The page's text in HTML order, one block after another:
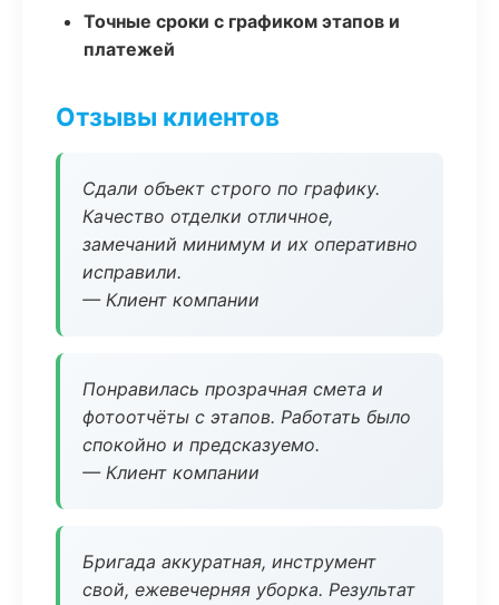
Точные сроки с графиком этапов и
платежей
Отзывы клиентов
Сдали объект строго по графику.
Качество отделки отличное,
замечаний минимум и их оперативно
исправили.
— Клиент компании
Понравилась прозрачная смета и
фотоотчёты с этапов. Работать было
спокойно и предсказуемо.
— Клиент компании
Бригада аккуратная, инструмент
свой, ежевечерняя уборка. Результат